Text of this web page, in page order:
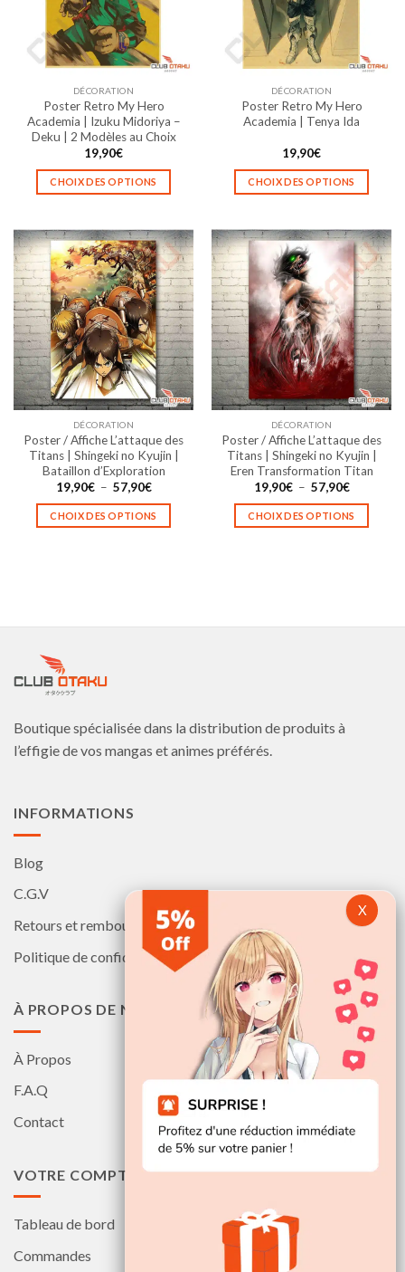
être
choisies
sur
page
du
produit
être
choisies
sur
page
du
DÉCORATION
Poster Retro My Hero
Academia | Izuku Midoriya –
Deku | 2 Modèles au Choix
19,90€
CHOIX DES OPTIONS
a
plusieurs
variations.
Les
options
peuvent
être
choisies
sur
la
page
du
produit
DÉCORATION
Poster Retro My Hero
Academia | Tenya Ida
19,90€
CHOIX DES OPTIONS
a
plusieurs
variations.
Les
options
peuvent
être
choisies
sur
la
page
du
produit
DÉCORATION
Poster / Affiche L’attaque des
Titans | Shingeki no Kyujin |
Bataillon d’Exploration
19,90€ – 57,90€Plage
prix :
19,90€
CHOIX DES OPTIONS
Les
être
sur
la
DÉCORATION
Poster / Affiche L’attaque des
Titans | Shingeki no Kyujin |
Eren Transformation Titan
19,90€ – 57,90€Plage
prix :
19,90€
CHOIX DES OPTIONS
Les
sur
Boutique spécialisée dans la distribution de produits à
l’effigie de vos mangas et animes préférés.
INFORMATIONS
Blog
C.G.V
Retours et remboursements
Politique de confidentialité
À PROPOS DE NOUS
À Propos
F.A.Q
Contact
VOTRE COMPTE
Tableau de bord
Commandes